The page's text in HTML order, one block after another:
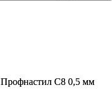
Профнастил С8 0,5 мм